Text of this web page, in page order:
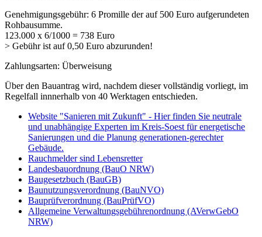
Genehmigungsgebühr: 6 Promille der auf 500 Euro aufgerundeten
Rohbausumme.
123.000 x 6/1000 = 738 Euro
> Gebühr ist auf 0,50 Euro abzurunden!
Zahlungsarten: Überweisung
Über den Bauantrag wird, nachdem dieser vollständig vorliegt, im
Regelfall innnerhalb von 40 Werktagen entschieden.
Website "Sanieren mit Zukunft" - Hier finden Sie neutrale
und unabhängige Experten im Kreis-Soest für energetische
Sanierungen und die Planung generationen-gerechter
Gebäude.
Rauchmelder sind Lebensretter
Landesbauordnung (BauO NRW)
Baugesetzbuch (BauGB)
Baunutzungsverordnung (BauNVO)
Bauprüfverordnung (BauPrüfVO)
Allgemeine Verwaltungsgebührenordnung (AVerwGebO
NRW)